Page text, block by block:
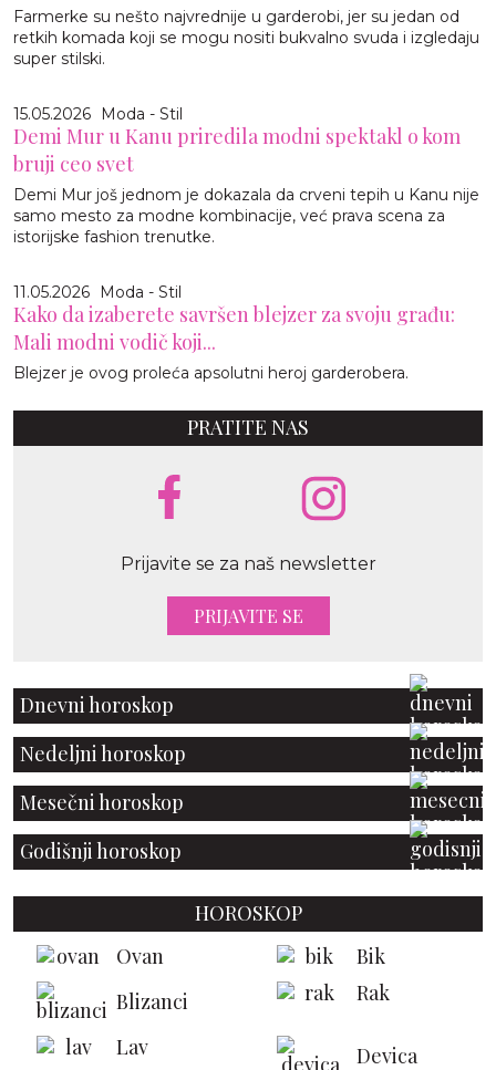
Farmerke su nešto najvrednije u garderobi, jer su jedan od
retkih komada koji se mogu nositi bukvalno svuda i izgledaju
super stilski.
15.05.2026 Moda - Stil
Demi Mur u Kanu priredila modni spektakl o kom
bruji ceo svet
Demi Mur još jednom je dokazala da crveni tepih u Kanu nije
samo mesto za modne kombinacije, već prava scena za
istorijske fashion trenutke.
11.05.2026 Moda - Stil
Kako da izaberete savršen blejzer za svoju građu:
Mali modni vodič koji...
Blejzer je ovog proleća apsolutni heroj garderobera.
PRATITE NAS
Prijavite se za naš newsletter
PRIJAVITE SE
Dnevni horoskop
Nedeljni horoskop
Mesečni horoskop
Godišnji horoskop
HOROSKOP
Ovan
Bik
Blizanci
Rak
Lav
Devica